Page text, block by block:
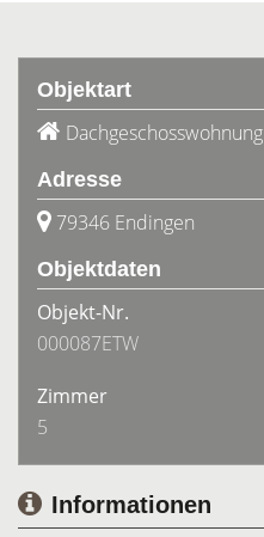
Objektart
Dachgeschosswohnung
Adresse
79346 Endingen
Objektdaten
Objekt-Nr.
000087ETW
Zimmer
5
Informationen